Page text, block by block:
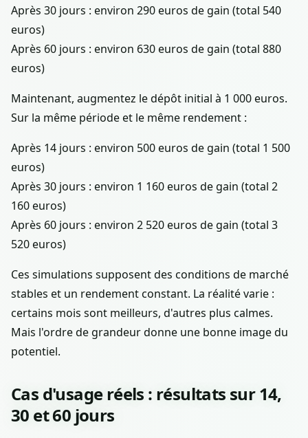
Après 30 jours : environ 290 euros de gain (total 540
euros)
Après 60 jours : environ 630 euros de gain (total 880
euros)
Maintenant, augmentez le dépôt initial à 1 000 euros.
Sur la même période et le même rendement :
Après 14 jours : environ 500 euros de gain (total 1 500
euros)
Après 30 jours : environ 1 160 euros de gain (total 2
160 euros)
Après 60 jours : environ 2 520 euros de gain (total 3
520 euros)
Ces simulations supposent des conditions de marché
stables et un rendement constant. La réalité varie :
certains mois sont meilleurs, d'autres plus calmes.
Mais l'ordre de grandeur donne une bonne image du
potentiel.
Cas d'usage réels : résultats sur 14,
30 et 60 jours